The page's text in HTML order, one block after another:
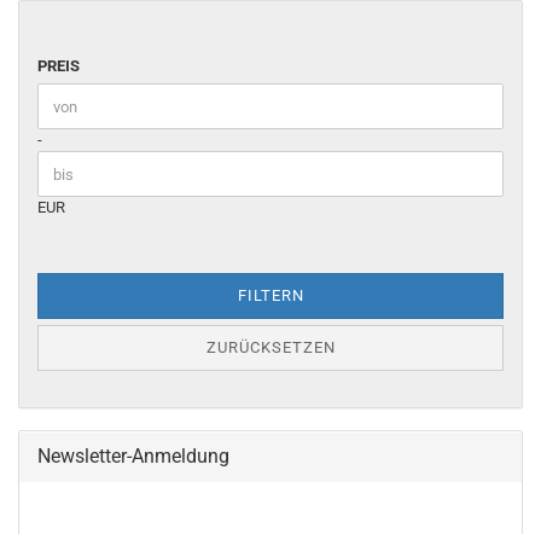
PREIS
PREIS
Preis bis
-
EUR
FILTERN
ZURÜCKSETZEN
Newsletter-Anmeldung